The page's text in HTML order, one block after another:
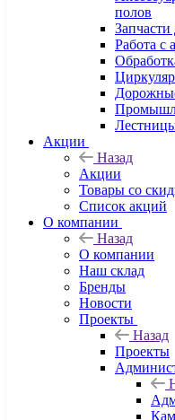
полов
Запчасти
Работа с
Акции
Назад
Акции
Товары со
Список акций
О компании
Назад
О компании
Наш склад
Бренды
Новости
Проекты
Назад
Проекты